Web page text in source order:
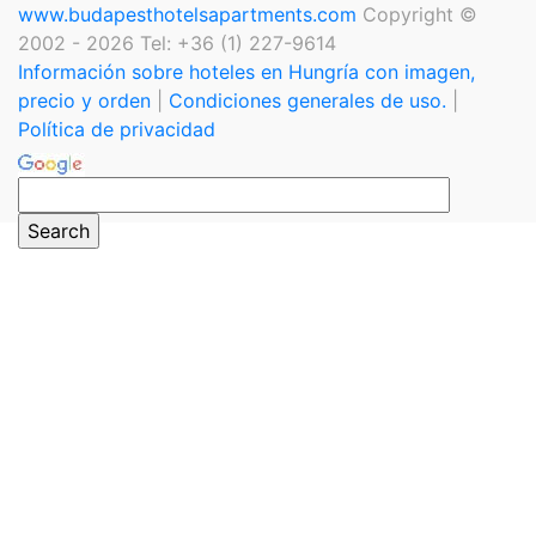
www.budapesthotelsapartments.com Copyright ©
2002 - 2026 Tel: +36 (1) 227-9614
Información sobre hoteles en Hungría con imagen,
precio y orden
Condiciones generales de uso.
Política de privacidad